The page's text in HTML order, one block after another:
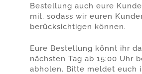
Bestellung auch eure
mit, sodass wir euren
berücksichtigen können.
Eure Bestellung könnt ihr
nächsten Tag ab 15:00 Uhr
abholen. Bitte meldet euch